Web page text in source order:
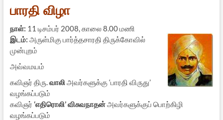
பாரதி விழா
நாள்: 11 டிசம்பர் 2008, காலை 8.00 மணி
இடம்: அருள்மிகு பார்த்தசாரதி திருக்கோவில்
முன்புறம்
அவ்வமயம்
கவிஞர் திரு.வாலிஅவர்களுக்கு ‘பாரதி விருது’
வழங்கப்படும்
கவிஞர் ‘எதிரொலி’ விசுவநாதன்அவர்களுக்குப் பொற்கிழி
வழங்கப்படும்